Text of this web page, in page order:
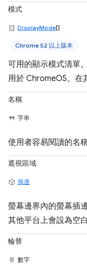
模式
DisplayMode[]
Chrome 52 以上版本
可用的顯示模式清單
用於 ChromeOS。在
名稱
字串
使用者容易閱讀的名
遮視區域
插邊
螢幕邊界內的螢幕插
其他平台上會設為空白
輪替
數字